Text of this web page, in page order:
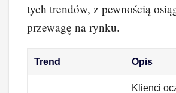
tych trendów, z pewnością
przewagę na rynku.
Trend Opis
Klienci